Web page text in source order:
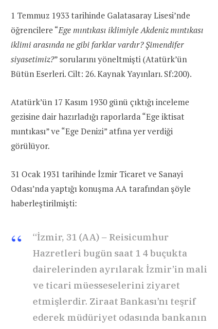
1 Temmuz 1933 tarihinde Galatasaray Lisesi’nde
öğrencilere “Ege mıntıkası iklimiyle Akdeniz mıntıkası
iklimi arasında ne gibi farklar vardır? Şimendifer
siyasetimiz?” sorularını yöneltmişti (Atatürk’ün
Bütün Eserleri. Cilt: 26. Kaynak Yayınları. Sf:200).
Atatürk’ün 17 Kasım 1930 günü çıktığı inceleme
gezisine dair hazırladığı raporlarda “Ege iktisat
mıntıkası” ve “Ege Denizi” atfına yer verdiği
görülüyor.
31 Ocak 1931 tarihinde İzmir Ticaret ve Sanayi
Odası’nda yaptığı konuşma AA tarafından şöyle
haberleştirilmişti:
“İzmir, 31 (AA) – Reisicumhur
Hazretleri bugün saat 1 4 buçukta
dairelerinden ayrılarak İzmir’in mali
ve ticari müesseselerini ziyaret
etmişlerdir. Ziraat Bankası’nı teşrif
ederek müdüriyet odasında bankanın